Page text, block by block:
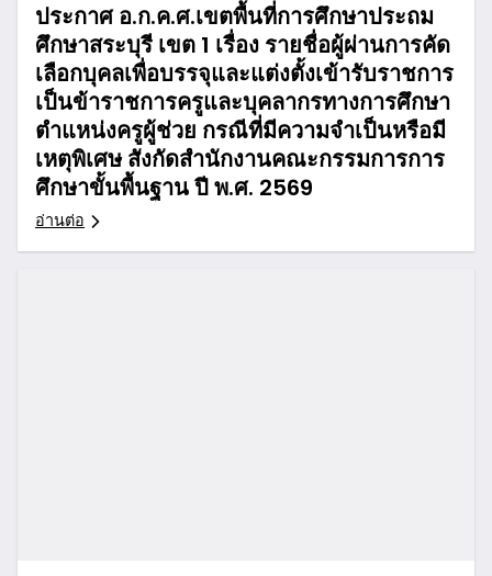
ประกาศ อ.ก.ค.ศ.เขตพื้นที่การศึกษาประถม
ศึกษาสระบุรี เขต 1 เรื่อง รายชื่อผู้ผ่านการคัด
เลือกบุคลเพื่อบรรจุและแต่งตั้งเข้ารับราชการ
เป็นข้าราชการครูและบุคลากรทางการศึกษา
ตำแหน่งครูผู้ช่วย กรณีที่มีความจำเป็นหรือมี
เหตุพิเศษ สังกัดสำนักงานคณะกรรมการการ
ศึกษาขั้นพื้นฐาน ปี พ.ศ. 2569
อ่านต่อ